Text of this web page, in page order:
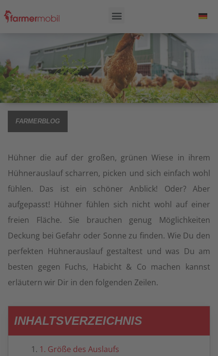
FARMERBLOG
Hühner die auf der großen, grünen Wiese in ihrem
Hühnerauslauf scharren, picken und sich einfach wohl
fühlen. Das ist ein schöner Anblick! Oder? Aber
aufgepasst! Hühner fühlen sich nicht wohl auf einer
freien Fläche. Sie brauchen genug Möglichkeiten
Deckung bei Gefahr oder Sonne zu finden. Wie Du den
perfekten Hühnerauslauf gestaltest und was Du am
besten gegen Fuchs, Habicht & Co machen kannst
erläutern wir Dir in den folgenden Zeilen.
INHALTSVERZEICHNIS
1. Größe des Auslaufs